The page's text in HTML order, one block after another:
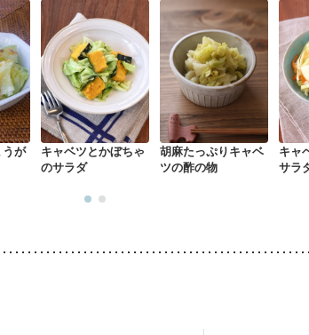
が
キャベツとかぼちゃ
のサラダ
胡麻たっぷりキャベ
ツの酢の物
キャ
サラ